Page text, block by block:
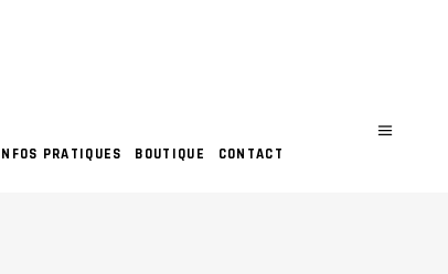
PRATIQUES BOUTIQUE CONTACT